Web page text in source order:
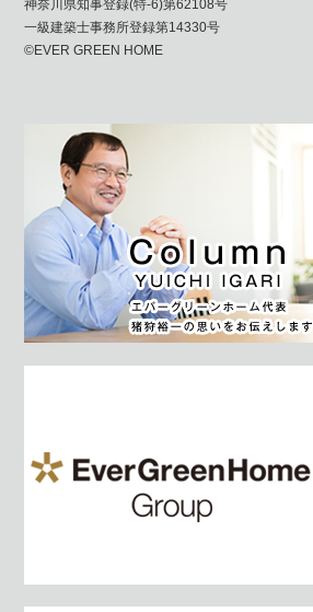
神奈川県知事登録(特-6)第62108号
一級建築士事務所登録第14330号
©EVER GREEN HOME